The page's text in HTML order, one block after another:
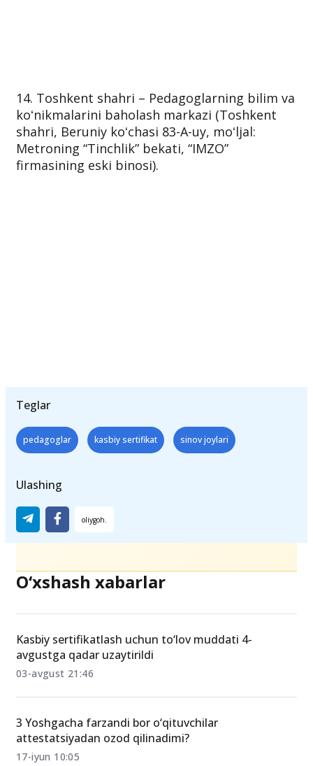
14. Toshkent shahri – Pedagoglarning bilim va
koʻnikmalarini baholash markazi (Toshkent
shahri, Beruniy koʻchasi 83-A-uy, moʻljal:
Metroning “Tinchlik” bekati, “IMZO”
firmasining eski binosi).
Teglar
pedagoglar kasbiy sertifikat sinov joylari
Ulashing
O‘xshash xabarlar
Kasbiy sertifikatlash uchun to‘lov muddati 4-
avgustga qadar uzaytirildi
03-avgust 21:46
3 Yoshgacha farzandi bor o‘qituvchilar
attestatsiyadan ozod qilinadimi?
17-iyun 10:05